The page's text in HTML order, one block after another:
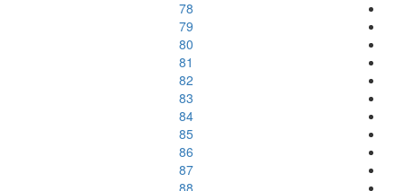
78
79
80
81
82
83
84
85
86
87